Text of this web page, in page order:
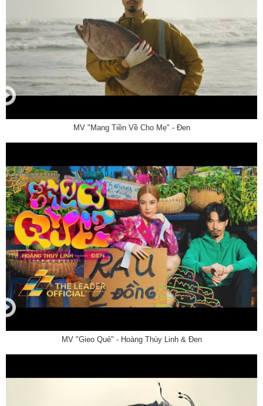
MV "Mang Tiền Về Cho Mẹ" - Đen
MV "Gieo Quẻ" - Hoàng Thùy Linh & Đen